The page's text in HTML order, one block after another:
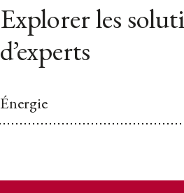
Explorer les
d’experts
Énergie